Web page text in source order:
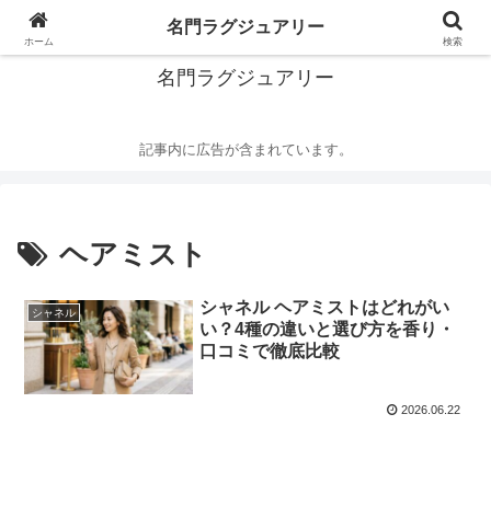
華麗なるハイブランドの世界
名門ラグジュアリー
記事内に広告が含まれています。
ヘアミスト
シャネル
シャネル ヘアミストはどれがい
い？4種の違いと選び方を香り・
口コミで徹底比較
2026.06.22
ホーム
名門ラグジュアリー
検索